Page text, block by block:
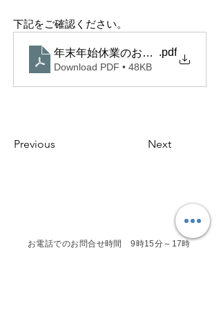
Previous Next
下記をご確認ください。
年末年始休業のお知らせ
.pdf
Download PDF • 48KB
お電話でのお問合せ時間 9時15分～17時